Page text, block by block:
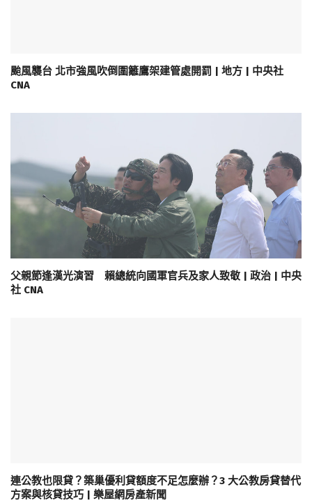
颱風襲台 北市強風吹倒圍籬鷹架建管處開罰 | 地方 | 中央社
CNA
父親節逢漢光演習 賴總統向國軍官兵及家人致敬 | 政治 | 中央
社 CNA
連公教也限貸？築巢優利貸額度不足怎麼辦？3 大公教房貸替代
方案與核貸技巧 | 樂屋網房產新聞